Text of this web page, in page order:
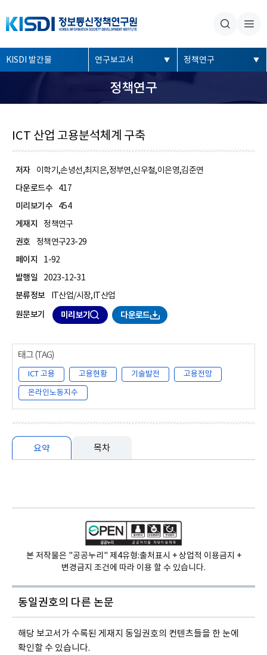
좌
측
KISDI 발간물 연구보고서 정책연구
정책연구
ICT 산업 고용분석체계 구축
저자
이학기,손녕선,최지은,정부연,신우철,이은영,김준연
다운로드수
417
미리보기수
454
게재지
정책연구
권호
정책연구23-29
페이지
1-92
발행일
2023-12-31
분류정보
IT산업/시장,IT산업
원문보기
미리보기 다운로드
ICT 고용 고용현황 기술발전
고용전망
온라인노동지수
요약 목차
본 저작물은 "공공누리" 제4유형:출처표시 + 상업적 이용금지 +
변경금지 조건에 따라 이용 할 수 있습니다.
동일권호의 다른 논문
해당 보고서가 수록된 게재지 동일권호의 컨텐츠들을 한 눈에
확인할 수 있습니다.